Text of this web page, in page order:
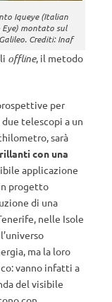
Iqueye (Italian
montato sul
Crediti: Inaf
offline, il metodo
per
telescopi a un
sarà
con una
applicazione
progetto
di una
nelle Isole
ma la loro
vanno infatti a
del visibile